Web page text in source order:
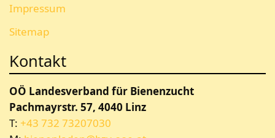
Impressum
Sitemap
Kontakt
OÖ Landesverband für Bienenzucht
Pachmayrstr. 57, 4040 Linz
T: +43 732 73207030